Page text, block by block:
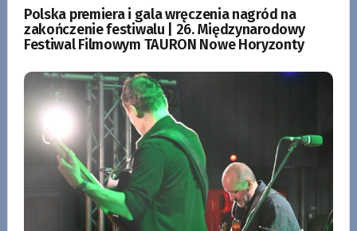
Polska premiera i gala wręczenia nagród na
zakończenie festiwalu | 26. Międzynarodowy
Festiwal Filmowym TAURON Nowe Horyzonty